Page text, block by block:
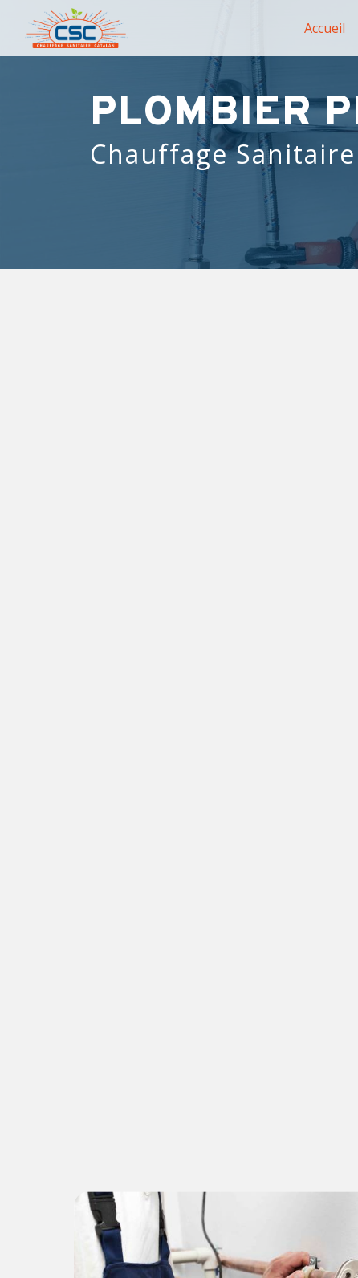
Accueil
PLOMBIER
Chauffage
Panneau de gestion des cookies